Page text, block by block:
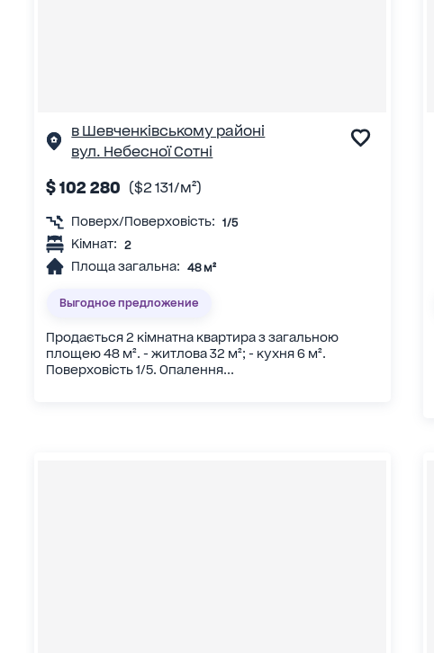
в Шевченківському районі
вул. Небесної Сотні
$ 102 280 ($2 131/м²)
Поверх/Поверховість: 1/5
Кімнат: 2
Площа загальна: 48 м²
Выгодное предложение
Продається 2 кімнатна квартира з загальною
площею 48 м². - житлова 32 м²; - кухня 6 м².
Поверховість 1/5. Опалення...